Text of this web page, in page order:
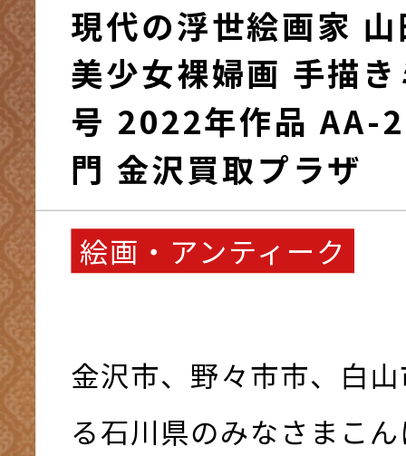
現代の浮世絵画家
美少女裸婦画 手描
号 2022年作品 AA-
門 金沢買取プラザ
絵画・アンティーク
金沢市、野々市市、白
る石川県のみなさまこ